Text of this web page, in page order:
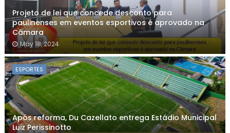
Projeto de lei que concede desconto para
paulinenses em eventos esportivos é aprovado na
Câmara
May 18, 2024
ESPORTES
Após reforma, Du Cazellato entrega Estádio Municipal
Luiz Perissinotto